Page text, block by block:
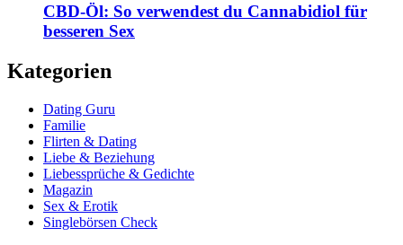
CBD-Öl: So verwendest du Cannabidiol für
besseren Sex
Kategorien
Dating Guru
Familie
Flirten & Dating
Liebe & Beziehung
Liebessprüche & Gedichte
Magazin
Sex & Erotik
Singlebörsen Check